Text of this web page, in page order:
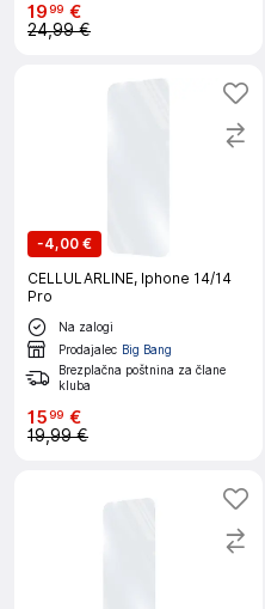
1999 €
24,99 €
-4,00 €
CELLULARLINE, Iphone 14/14
Pro
Na zalogi
Prodajalec Big Bang
Brezplačna poštnina za člane
kluba
1599 €
19,99 €